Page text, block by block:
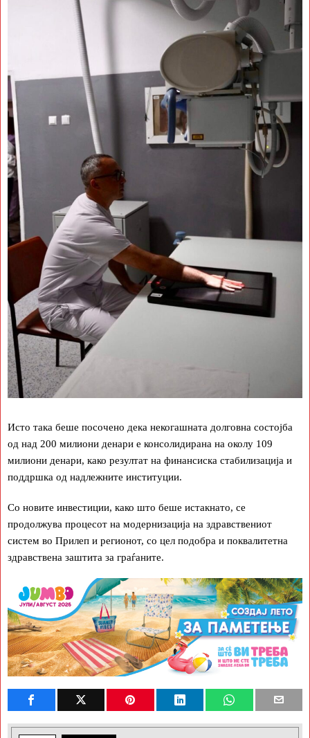
Исто така беше посочено дека некогашната долговна состојба
од над 200 милиони денари е консолидирана на околу 109
милиони денари, како резултат на финансиска стабилизација и
поддршка од надлежните институции.
Со новите инвестиции, како што беше истакнато, се
продолжува процесот на модернизација на здравствениот
систем во Прилеп и регионот, со цел подобра и поквалитетна
здравствена заштита за граѓаните.